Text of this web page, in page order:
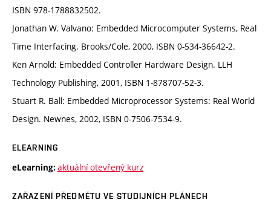
ISBN 978-1788832502.
Jonathan W. Valvano: Embedded Microcomputer Systems, Real
Time Interfacing. Brooks/Cole, 2000, ISBN 0-534-36642-2.
Ken Arnold: Embedded Controller Hardware Design. LLH
Technology Publishing, 2001, ISBN 1-878707-52-3.
Stuart R. Ball: Embedded Microprocessor Systems: Real World
Design. Newnes, 2002, ISBN 0-7506-7534-9.
ELEARNING
eLearning: aktuální otevřený kurz
ZAŘAZENÍ PŘEDMĚTU VE STUDIJNÍCH PLÁNECH